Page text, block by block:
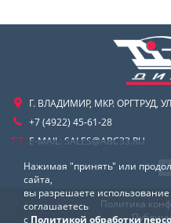
Г. ВЛАДИМИР, МКР. ОРГТРУД,
+7 (4922) 45-61-28
E-MAIL: SALES@ABC33.RU
Политика
Нажимая "принять" или
сайта,
вы разрешаете использование
соглашаетесь
с Политикой обработки